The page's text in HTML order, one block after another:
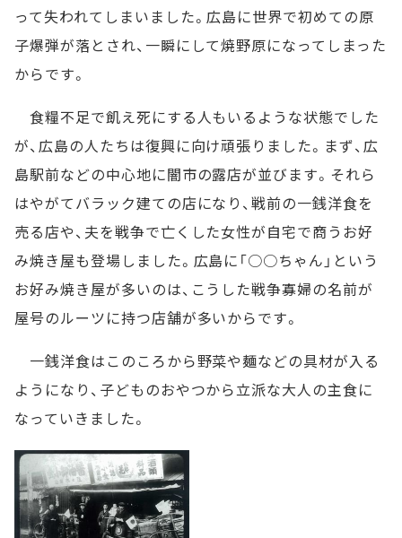
って失われてしまいました。広島に世界で初めての原
子爆弾が落とされ、一瞬にして焼野原になってしまった
からです。
食糧不足で飢え死にする人もいるような状態でした
が、広島の人たちは復興に向け頑張りました。まず、広
島駅前などの中心地に闇市の露店が並びます。それら
はやがてバラック建ての店になり、戦前の一銭洋食を
売る店や、夫を戦争で亡くした女性が自宅で商うお好
み焼き屋も登場しました。広島に「○○ちゃん」という
お好み焼き屋が多いのは、こうした戦争寡婦の名前が
屋号のルーツに持つ店舗が多いからです。
一銭洋食はこのころから野菜や麺などの具材が入る
ようになり、子どものおやつから立派な大人の主食に
なっていきました。